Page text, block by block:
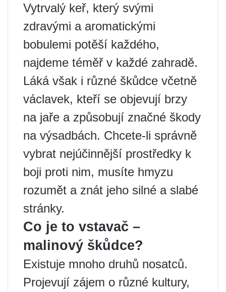
Vytrvalý keř, který svými
zdravými a aromatickými
bobulemi potěší každého,
najdeme téměř v každé zahradě.
Láká však i různé škůdce včetně
václavek, kteří se objevují brzy
na jaře a způsobují značné škody
na výsadbách. Chcete-li správně
vybrat nejúčinnější prostředky k
boji proti nim, musíte hmyzu
rozumět a znát jeho silné a slabé
stránky.
Co je to vstavač –
malinový škůdce?
Existuje mnoho druhů nosatců.
Projevují zájem o různé kultury,